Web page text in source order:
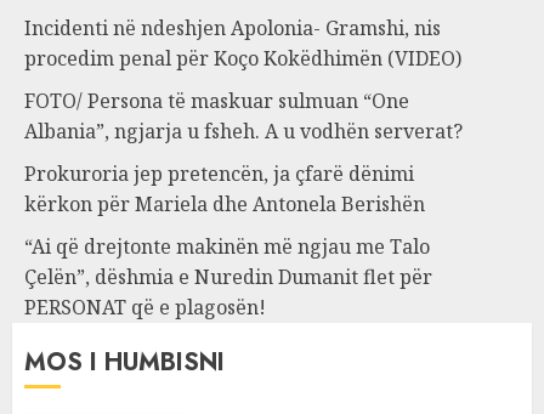
Incidenti në ndeshjen Apolonia- Gramshi, nis
procedim penal për Koço Kokëdhimën (VIDEO)
FOTO/ Persona të maskuar sulmuan “One
Albania”, ngjarja u fsheh. A u vodhën serverat?
Prokuroria jep pretencën, ja çfarë dënimi
kërkon për Mariela dhe Antonela Berishën
“Ai që drejtonte makinën më ngjau me Talo
Çelën”, dëshmia e Nuredin Dumanit flet për
PERSONAT që e plagosën!
MOS I HUMBISNI